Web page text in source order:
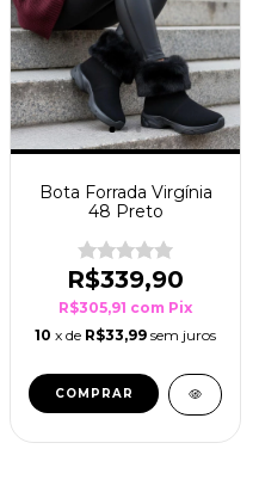
Bota Forrada Virgínia
48 Preto
R$339,90
R$305,91 com Pix
10 x de R$33,99 sem juros
COMPRAR